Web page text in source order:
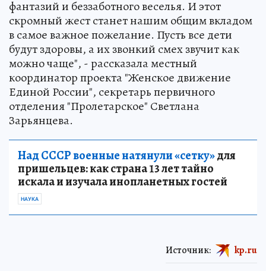
фантазий и беззаботного веселья. И этот
скромный жест станет нашим общим вкладом
в самое важное пожелание. Пусть все дети
будут здоровы, а их звонкий смех звучит как
можно чаще", - рассказала местный
координатор проекта "Женское движение
Единой России", секретарь первичного
отделения "Пролетарское" Светлана
Зарьянцева.
Над СССР военные натянули «сетку»для
пришельцев: как страна 13 лет тайно
искала и изучала инопланетных гостей
НАУКА
Источник: kp.ru